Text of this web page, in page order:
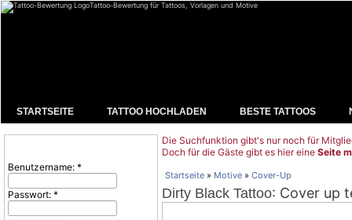
Tattoo-Bewertung für Tattoos, Vorlagen und Motive
STARTSEITE TATTOO HOCHLADEN BESTE TATTOOS
Benutzername: *
Passwort: *
Die Suchfunktion gibt's nur noch für
Doch für die Gäste gibt es hier eine Seite
Startseite » Motive » Cover-Up
Dirty Black Tattoo: Cover up